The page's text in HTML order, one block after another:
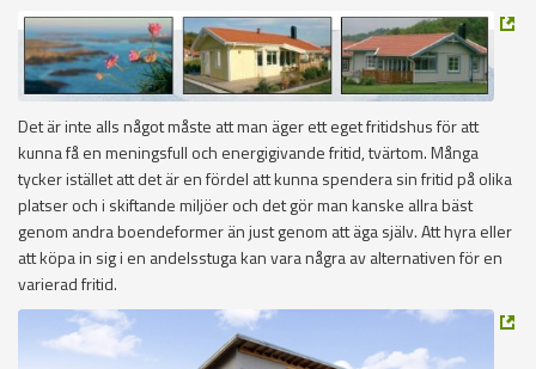
Det är inte alls något måste att man äger ett eget fritidshus för att
kunna få en meningsfull och energigivande fritid, tvärtom. Många
tycker istället att det är en fördel att kunna spendera sin fritid på olika
platser och i skiftande miljöer och det gör man kanske allra bäst
genom andra boendeformer än just genom att äga själv. Att hyra eller
att köpa in sig i en andelsstuga kan vara några av alternativen för en
varierad fritid.